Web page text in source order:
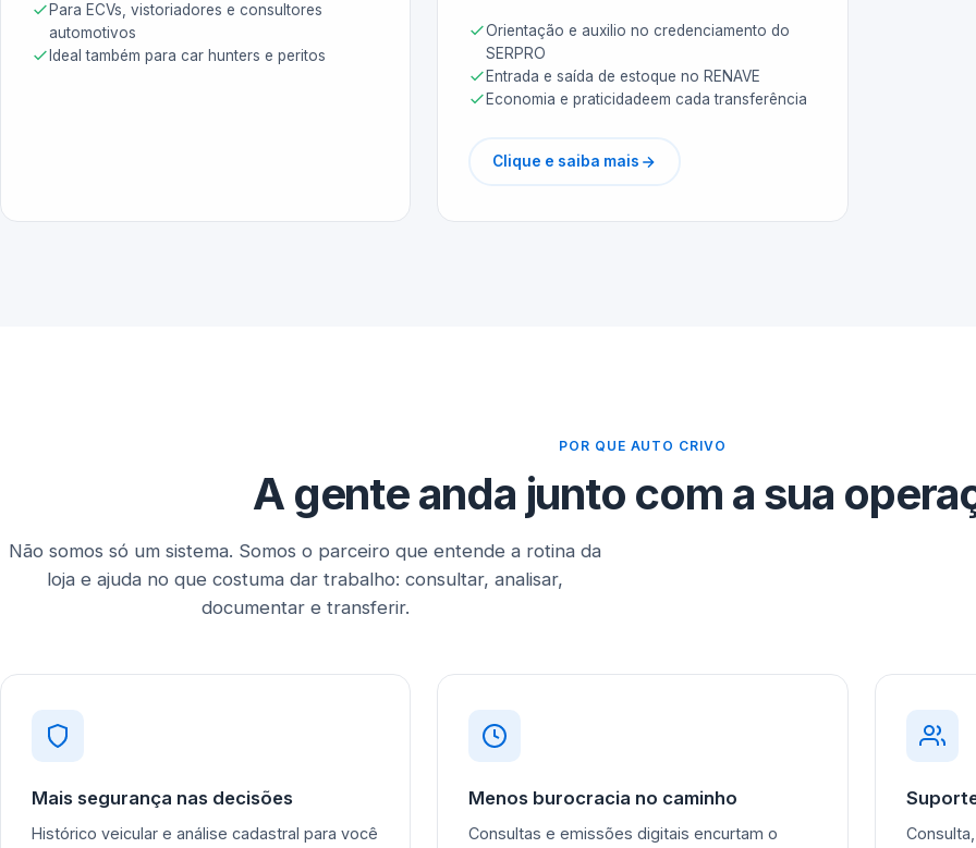
Para ECVs, vistoriadores e consultores
automotivos
Ideal também para car hunters e peritos
Orientação e auxilio no credenciamento do
SERPRO
Entrada e saída de estoque no RENAVE
Economia e praticidadeem cada transferência
Clique e saiba mais
POR QUE AUTO CRIVO
A gente anda junto com a sua
Não somos só um sistema. Somos o parceiro que entende a rotina da
loja e ajuda no que costuma dar trabalho: consultar, analisar,
documentar e transferir.
Mais segurança nas decisões
Histórico veicular e análise cadastral para você
Menos burocracia no caminho
Consultas e emissões digitais encurtam o